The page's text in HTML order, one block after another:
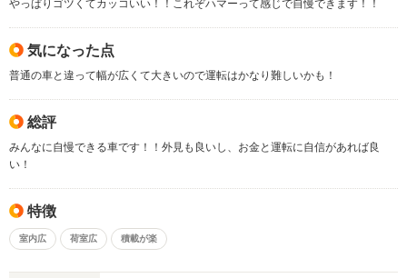
やっぱりゴツくてカッコいい！！これぞハマーって感じで自慢できます！！
気になった点
普通の車と違って幅が広くて大きいので運転はかなり難しいかも！
総評
みんなに自慢できる車です！！外見も良いし、お金と運転に自信があれば良
い！
特徴
室内広 荷室広 積載が楽